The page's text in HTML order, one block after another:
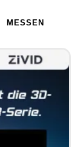
MESSEN